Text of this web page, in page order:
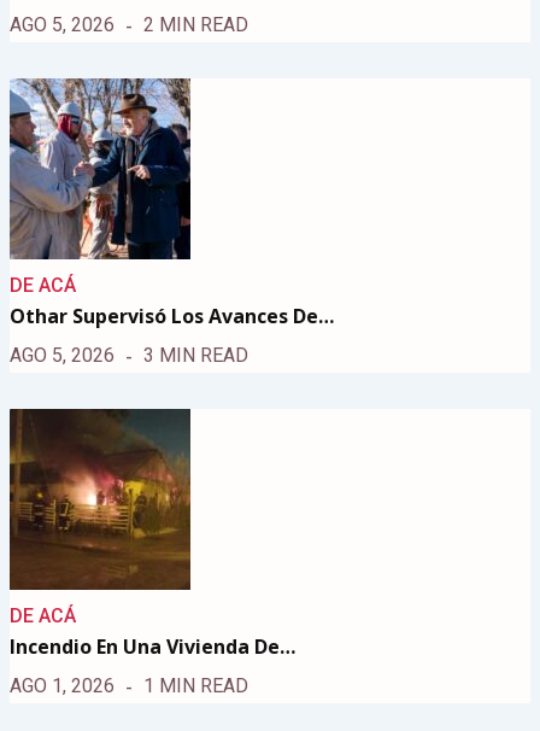
AGO 5, 2026 2 MIN READ
DE ACÁ
Othar Supervisó Los Avances De…
AGO 5, 2026 3 MIN READ
DE ACÁ
Incendio En Una Vivienda De…
AGO 1, 2026 1 MIN READ